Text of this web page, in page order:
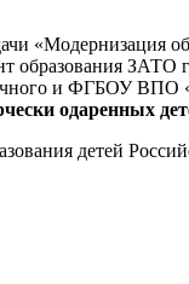
«Модернизация
образования
и ФГБОУ ВПО
одаренных
детей